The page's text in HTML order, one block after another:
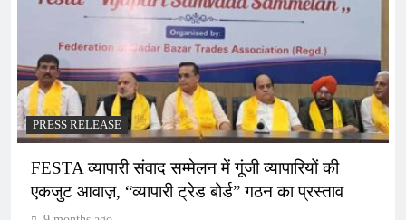
PRESS RELEASE
FESTA व्यापारी संवाद सम्मेलन में गूंजी व्यापारियों की
एकजुट आवाज़, “व्यापारी ट्रेड बोर्ड” गठन का प्रस्ताव